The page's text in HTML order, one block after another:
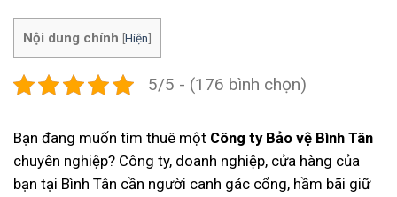
Nội dung chính [Hiện]
5/5 - (176 bình chọn)
Bạn đang muốn tìm thuê một Công ty Bảo vệ Bình Tân
chuyên nghiệp? Công ty, doanh nghiệp, cửa hàng của
bạn tại Bình Tân cần người canh gác cổng, hầm bãi giữ